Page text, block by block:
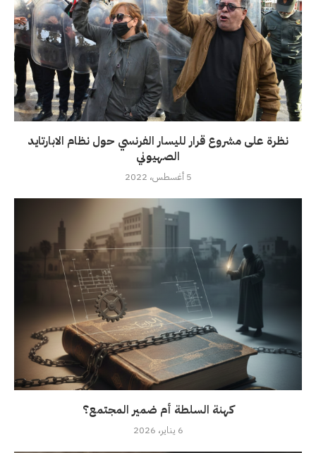
نظرة على مشروع قرار لليسار الفرنسي حول نظام الابارتايد
الصهيوني
5 أغسطس، 2022
كهنة السلطة أم ضمير المجتمع؟
6 يناير، 2026